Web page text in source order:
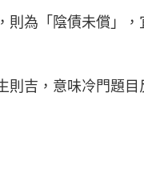
則為「陰債未償」
吉，意味冷門題